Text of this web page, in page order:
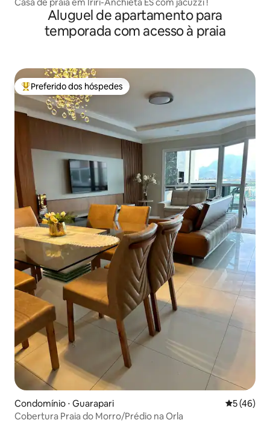
Aluguel de apartamento para
temporada com acesso à praia
Entre os melhores preferidos dos hóspedes
Preferido dos hóspedes
Condomínio ⋅ Guarapari 5 de uma
5 (46)
Cobertura Praia do Morro/Prédio na Orla